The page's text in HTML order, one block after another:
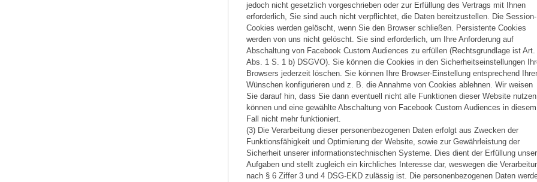
jedoch nicht gesetzlich vorgeschrieben oder zur Erfüllung des Vertrags mit Ihnen
erforderlich, Sie sind auch nicht verpflichtet, die Daten bereitzustellen. Die Session-
Cookies werden gelöscht, wenn Sie den Browser schließen. Persistente Cookies
werden von uns nicht gelöscht. Sie sind erforderlich, um Ihre Anforderung auf
Abschaltung von Facebook Custom Audiences zu erfüllen (Rechtsgrundlage ist Art.
Abs. 1 S. 1 b) DSGVO). Sie können die Cookies in den Sicherheitseinstellungen
Browsers jederzeit löschen. Sie können Ihre Browser-Einstellung entsprechend
Wünschen konfigurieren und z. B. die Annahme von Cookies ablehnen. Wir weisen
Sie darauf hin, dass Sie dann eventuell nicht alle Funktionen dieser Website nutzen
können und eine gewählte Abschaltung von Facebook Custom Audiences in diesem
Fall nicht mehr funktioniert.
(3) Die Verarbeitung dieser personenbezogenen Daten erfolgt aus Zwecken der
Funktionsfähigkeit und Optimierung der Website, sowie zur Gewährleistung der
Sicherheit unserer informationstechnischen Systeme. Dies dient der Erfüllung
Aufgaben und stellt zugleich ein kirchliches Interesse dar, weswegen die
nach § 6 Ziffer 3 und 4 DSG-EKD zulässig ist. Die personenbezogenen Daten